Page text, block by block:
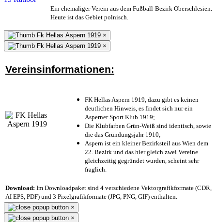
Ein ehemaliger Verein aus dem Fußball-Bezirk Oberschlesien.
Heute ist das Gebiet polnisch.
×
×
Vereinsinformationen:
FK Hellas Aspern 1919, dazu gibt es keinen
deutlichen Hinweis, es findet sich nur ein
Asperner Sport Klub 1919;
Die Klubfarben Grün-Weiß sind identisch, sowie
die das Gründungsjahr 1910;
Aspern ist ein kleiner Bezirksteil aus Wien dem
22. Bezirk und das hier gleich zwei Vereine
gleichzeitig gegründet wurden, scheint sehr
fraglich.
Download: Im Downloadpaket sind 4 verschiedene Vektorgrafikformate (CDR,
AI EPS, PDF) und 3 Pixelgrafikformate (JPG, PNG, GIF) enthalten.
×
×